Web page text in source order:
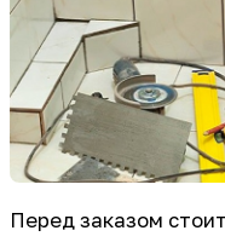
Перед заказом